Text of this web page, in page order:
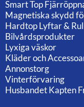
Smart Top
Magnetiska skydd
Hardtop Lyftar &
Bilvårdsprodukter
Lyxiga väskor
Kläder och
Annonstorg
Vinterförvaring
Husbandet Kapten